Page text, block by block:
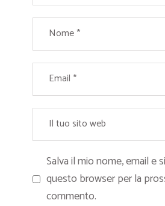
Salva il mio nome, email e
questo browser per la
commento.